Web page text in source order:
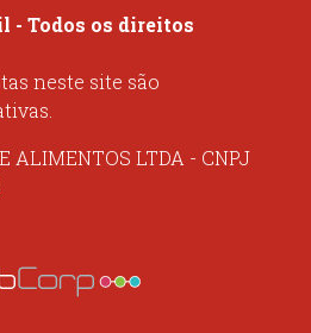
- Todos os direitos
neste site são
ALIMENTOS LTDA - CNPJ